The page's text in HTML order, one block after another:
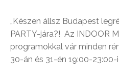
„Készen állsz Budapest
PARTY-jára?! Az INDOOR
programokkal vár minden
30-án és 31-én 19:00-23:00-